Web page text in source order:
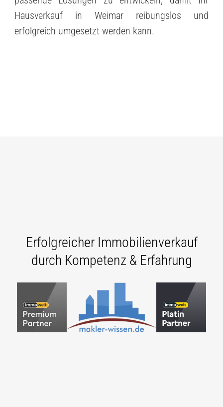
Hausverkauf in Weimar reibungslos und
erfolgreich umgesetzt werden kann.
Erfolgreicher Immobilienverkauf
durch Kompetenz & Erfahrung